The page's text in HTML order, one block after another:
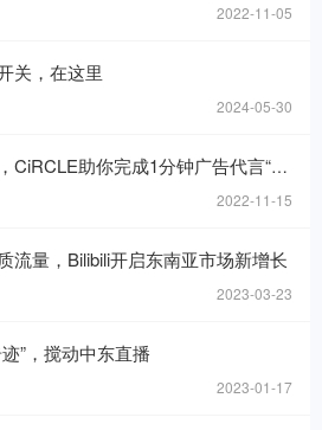
2022-11-05
关，在这里
2024-05-30
助你完成1分钟广告代言“健康自检”
2022-11-15
流量，Bilibili开启东南亚市场新增长
2023-03-23
”，搅动中东直播
2023-01-17